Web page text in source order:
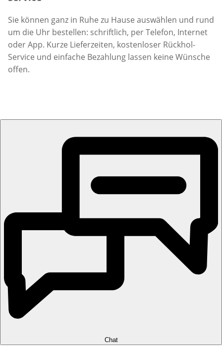
Sie können ganz in Ruhe zu Hause auswählen und rund
um die Uhr bestellen: schriftlich, per Telefon, Internet
oder App. Kurze Lieferzeiten, kostenloser Rückhol-
Service und einfache Bezahlung lassen keine Wünsche
offen.
Chat